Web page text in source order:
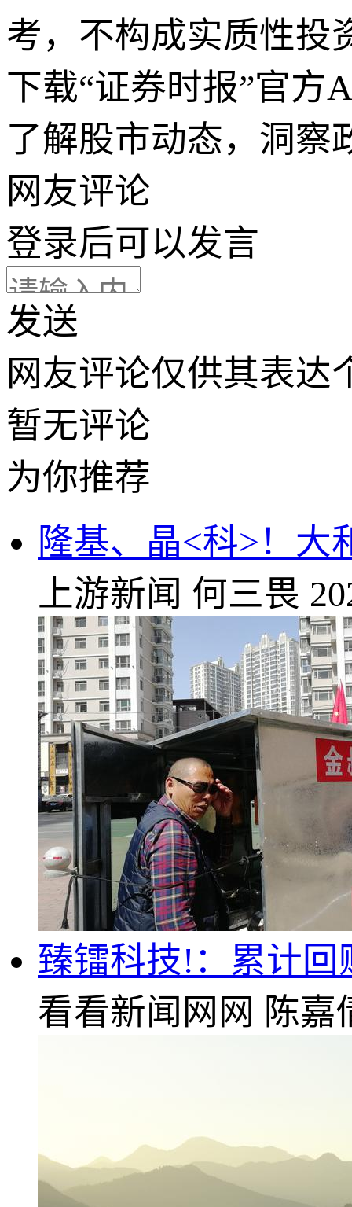
考，不构成实质性投
下载“证券时报”官方
了解股市动态，洞察
网友评论
登录后可以发言
发送
网友评论仅供其表达
暂无评论
为你推荐
隆基、晶<科>！大
上游新闻 何三畏
臻镭科技!：累计回
看看新闻网网 陈嘉